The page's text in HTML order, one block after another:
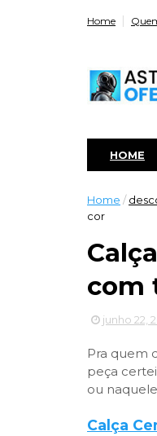
Home
HOME
Home /
cor
com
junho 22,
Pra quem
peça
ou
Calça